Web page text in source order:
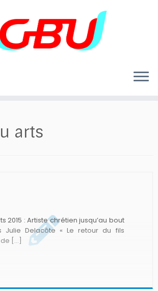
arts
2015 : Artiste chrétien jusqu’au bout
Julie Delacôte « Le retour du fils
[…]